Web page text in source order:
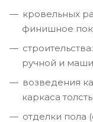
кровельных
финишное
ручной и
возведения
каркаса
отделки пола